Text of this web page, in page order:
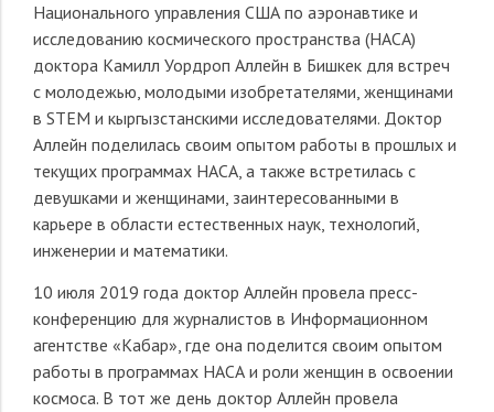
Национального управления США по аэронавтике и
исследованию космического пространства (НАСА)
доктора Камилл Уордроп Аллейн в Бишкек для встреч
с молодежью, молодыми изобретателями, женщинами
в STEM и кыргызстанскими исследователями. Доктор
Аллейн поделилась своим опытом работы в прошлых и
текущих программах НАСА, а также встретилась с
девушками и женщинами, заинтересованными в
карьере в области естественных наук, технологий,
инженерии и математики.
10 июля 2019 года доктор Аллейн провела пресс-
конференцию для журналистов в Информационном
агентстве «Кабар», где она поделится своим опытом
работы в программах НАСА и роли женщин в освоении
космоса. В тот же день доктор Аллейн провела